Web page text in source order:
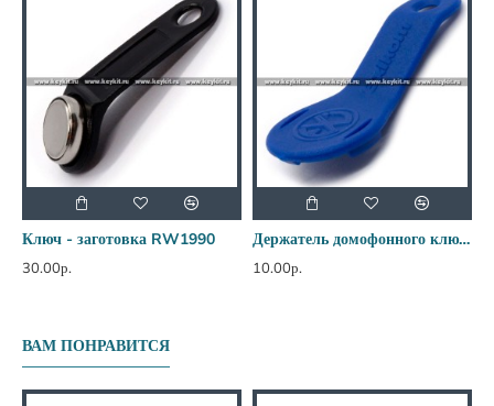
Ключ - заготовка RW1990
30.00р.
Держатель домофонного ключа 18 мм
10.00р.
ВАМ ПОНРАВИТСЯ